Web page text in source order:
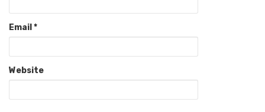
Email *
Website